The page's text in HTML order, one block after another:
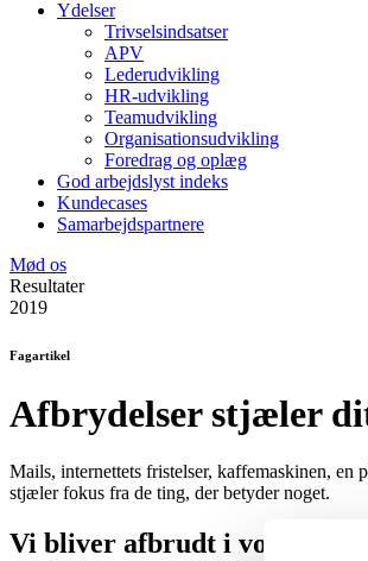
Ydelser
Trivselsindsatser
APV
Lederudvikling
HR-udvikling
Teamudvikling
Organisationsudvikling
Foredrag og oplæg
God arbejdslyst indeks
Kundecases
Samarbejdspartnere
Mød os
Resultater
2019
Fagartikel
Afbrydelser stjæler
Mails, internettets fristelser, kaffemaskinen, en
stjæler fokus fra de ting, der betyder noget.
Vi bliver afbrudt i vores